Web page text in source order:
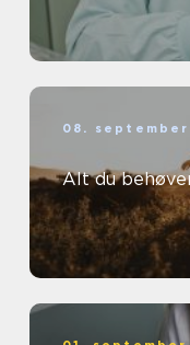
08. september
Alt du